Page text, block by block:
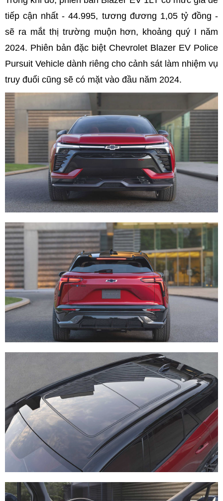
tiếp cận nhất - 44.995, tương đương 1,05 tỷ đồng -
sẽ ra mắt thị trường muộn hơn, khoảng quý I năm
2024. Phiên bản đặc biệt Chevrolet Blazer EV Police
Pursuit Vehicle dành riêng cho cảnh sát làm nhiệm vụ
truy đuổi cũng sẽ có mặt vào đầu năm 2024.